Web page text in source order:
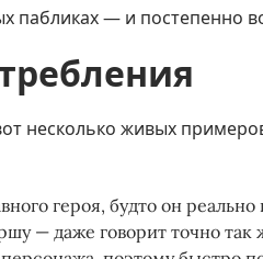
пабликах — и постепенно
несколько живых
героя, будто он
— даже говорит точно так